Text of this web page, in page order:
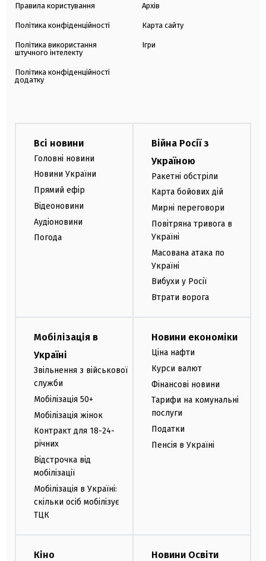
Правила користування
Політика конфіденційності
Політика використання
штучного інтелекту
Політика конфіденційності
додатку
Архів
Карта сайту
Ігри
Всі новини
Головні новини
Новини України
Прямий ефір
Відеоновини
Аудіоновини
Погода
Війна Росії з
Україною
Ракетні обстріли
Карта бойових дій
Мирні переговори
Повітряна тривога в
Україні
Масована атака по
Україні
Вибухи у Росії
Втрати ворога
Мобілізація в
Україні
Звільнення з військової
служби
Мобілізація 50+
Мобілізація жінок
Контракт для 18-24-
річних
Відстрочка від
мобілізації
Мобілізація в Україні:
скільки осіб мобілізує
ТЦК
Новини економіки
Ціна нафти
Курси валют
Фінансові новини
Тарифи на комунальні
послуги
Податки
Пенсія в Україні
Кіно Новини Освіти